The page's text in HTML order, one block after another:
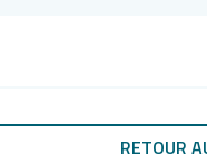
RETOUR